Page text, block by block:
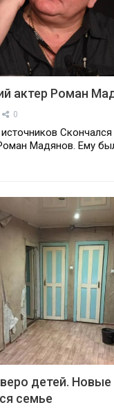
актер Роман
0
Мадянов. Ему
детей.
семье